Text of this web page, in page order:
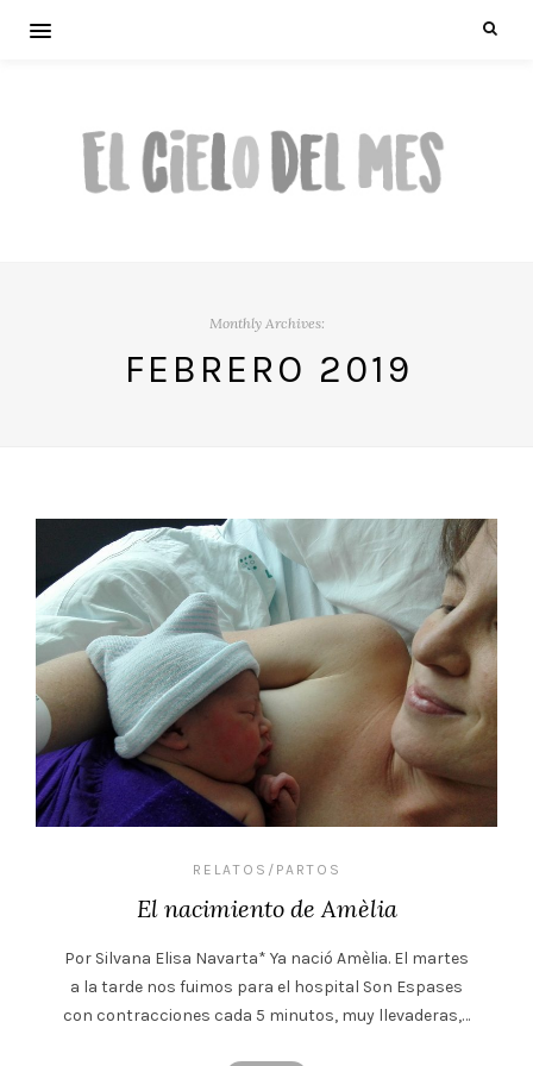
Monthly Archives:
FEBRERO 2019
RELATOS/PARTOS
El nacimiento de Amèlia
Por Silvana Elisa Navarta* Ya nació Amèlia. El martes
a la tarde nos fuimos para el hospital Son Espases
con contracciones cada 5 minutos, muy llevaderas,…